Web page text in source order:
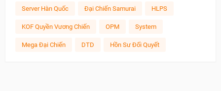
Server Hàn Quốc Đại Chiến Samurai HLPS
KOF Quyền Vương Chiến OPM System
Mega Đại Chiến DTD Hồn Sư Đối Quyết